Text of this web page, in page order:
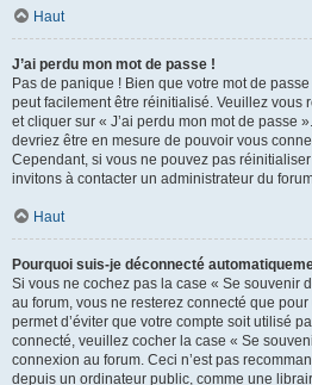
Haut
J’ai perdu mon mot de passe !
Pas de panique ! Bien que votre mot de
peut facilement être réinitialisé. Veuillez vous
et cliquer sur « J’ai perdu mon mot de passe
devriez être en mesure de pouvoir vous
Cependant, si vous ne pouvez pas
invitons à contacter un administrateur du
Haut
Pourquoi suis-je déconnecté
Si vous ne cochez pas la case « Se souvenir
au forum, vous ne resterez connecté que
permet d’éviter que votre compte soit utilisé
connecté, veuillez cocher la case « Se
connexion au forum. Ceci n’est pas
depuis un ordinateur public, comme une